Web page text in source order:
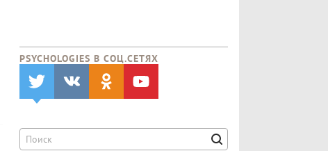
PSYCHOLOGIES В CОЦ.СЕТЯХ